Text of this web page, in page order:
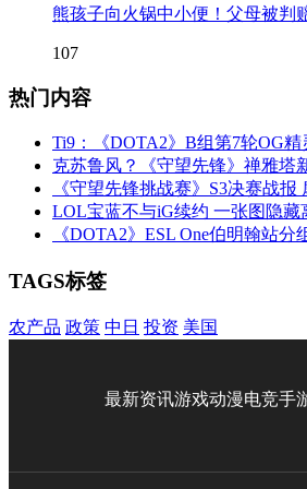
熊孩子向火锅中小便！父母被判
107
热门内容
Ti9：《DOTA2》B组第7轮OG精
克苏鲁风？《守望先锋》禅雅塔
《守望先锋挑战赛》S3决赛战报
LOL宝蓝不与iG续约 一张图隐藏
《DOTA2》ESL One伯明翰站分
TAGS标签
农产品 政策 中日 投资 美国
最新资讯游戏动漫电竞手